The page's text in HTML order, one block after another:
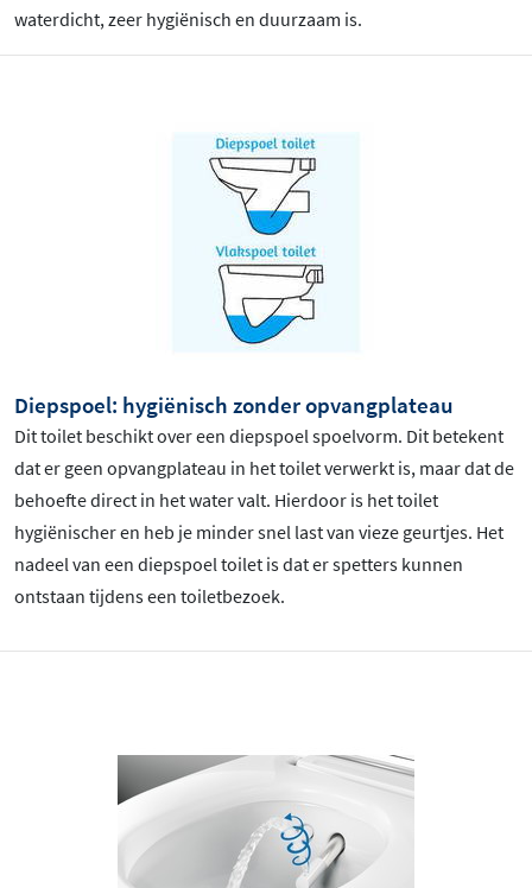
waterdicht, zeer hygiënisch en duurzaam is.
Diepspoel: hygiënisch zonder opvangplateau
Dit toilet beschikt over een diepspoel spoelvorm. Dit betekent
dat er geen opvangplateau in het toilet verwerkt is, maar dat de
behoefte direct in het water valt. Hierdoor is het toilet
hygiënischer en heb je minder snel last van vieze geurtjes. Het
nadeel van een diepspoel toilet is dat er spetters kunnen
ontstaan tijdens een toiletbezoek.